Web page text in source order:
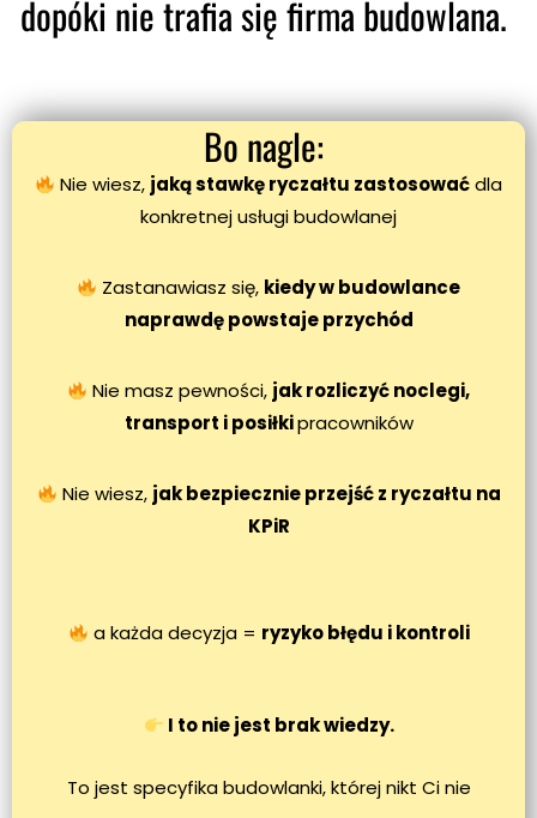
dopóki nie trafia się firma budowlana.
Bo nagle:
Nie wiesz, jaką stawkę ryczałtu zastosowaćdla
konkretnej usługi budowlanej
Zastanawiasz się, kiedy w budowlance
naprawdę powstaje przychód
Nie masz pewności, jak rozliczyć noclegi,
transport i posiłkipracowników
Nie wiesz, jak bezpiecznie przejść z ryczałtu na
KPiR
a każda decyzja = ryzyko błędu i kontroli
I to nie jest brak wiedzy.
To jest specyfika budowlanki, której nikt Ci nie